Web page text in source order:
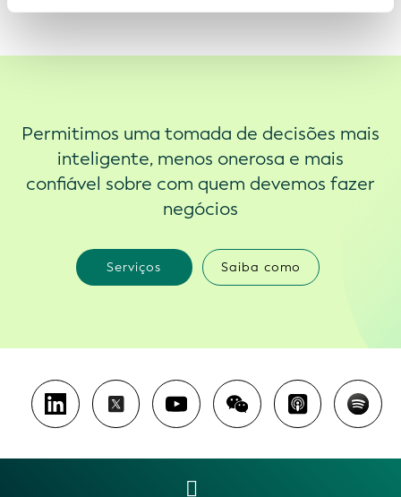
Permitimos uma tomada de decisões mais
inteligente, menos onerosa e mais
confiável sobre com quem devemos fazer
negócios
Serviços Saiba como